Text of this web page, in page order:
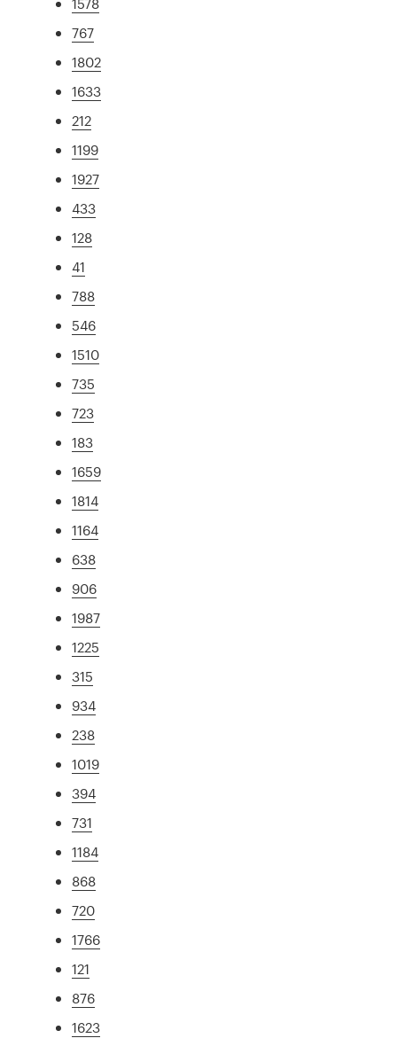
767
1802
1633
212
1199
1927
433
128
41
788
546
1510
735
723
183
1659
1814
1164
638
906
1987
1225
315
934
238
1019
394
731
1184
868
720
1766
121
876
1623